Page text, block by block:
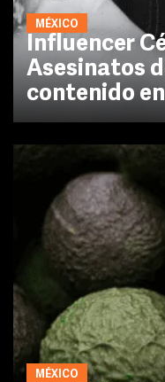
MÉXICO
Influencer
Asesinatos
contenido
MÉXICO